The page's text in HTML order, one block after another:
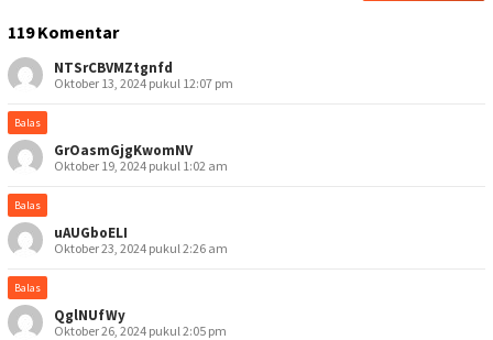
119 Komentar
NTSrCBVMZtgnfd
Oktober 13, 2024 pukul 12:07 pm
Balas
GrOasmGjgKwomNV
Oktober 19, 2024 pukul 1:02 am
Balas
uAUGboELI
Oktober 23, 2024 pukul 2:26 am
Balas
QglNUfWy
Oktober 26, 2024 pukul 2:05 pm